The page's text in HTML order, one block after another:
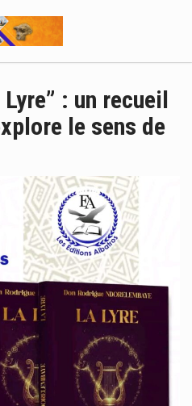
: un recueil
le sens de